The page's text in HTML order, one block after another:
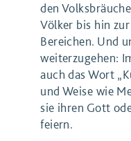
den
Völker bis hin
Bereichen. Und
weiterzugehen:
auch das Wort
und Weise wie
sie ihren Gott
feiern.